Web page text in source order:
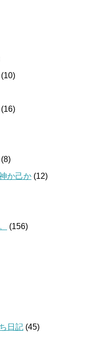
(10)
(16)
(8)
か己か (12)
(156)
日記 (45)